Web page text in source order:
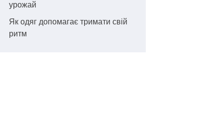
урожай
Як одяг допомагає тримати свій
ритм